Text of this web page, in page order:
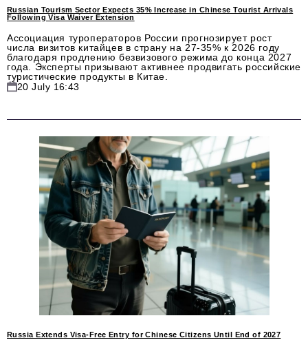
Russian Tourism Sector Expects 35% Increase in Chinese Tourist Arrivals
Following Visa Waiver Extension
Ассоциация туроператоров России прогнозирует рост
числа визитов китайцев в страну на 27-35% к 2026 году
благодаря продлению безвизового режима до конца 2027
года. Эксперты призывают активнее продвигать российские
туристические продукты в Китае.
20 July 16:43
Russia Extends Visa-Free Entry for Chinese Citizens Until End of 2027